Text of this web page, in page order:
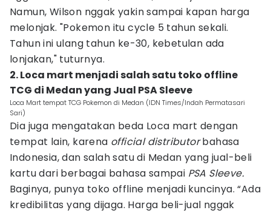
Namun, Wilson nggak yakin sampai kapan harga
melonjak. "Pokemon itu cycle 5 tahun sekali.
Tahun ini ulang tahun ke-30, kebetulan ada
lonjakan," tuturnya.
2. Loca mart menjadi salah satu toko offline
TCG di Medan yang Jual PSA Sleeve
Loca Mart tempat TCG Pokemon di Medan (IDN Times/Indah Permatasari
Sari)
Dia juga mengatakan beda Loca mart dengan
tempat lain, karena official distributorbahasa
Indonesia, dan salah satu di Medan yang jual-beli
kartu dari berbagai bahasa sampai PSA Sleeve.
Baginya, punya toko offline menjadi kuncinya. “Ada
kredibilitas yang dijaga. Harga beli-jual nggak